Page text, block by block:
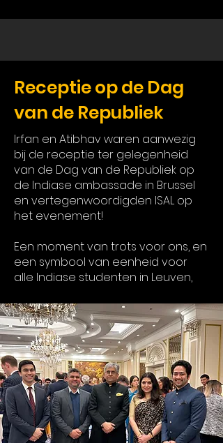
Receptie op de Dag
van de Republiek
Irfan en Atibhav waren aanwezig
bij de receptie ter gelegenheid
van de Dag van de Republiek op
de Indiase ambassade in Brussel
en vertegenwoordigden ISAL op
het evenement!
Een moment van trots voor ons, en
een symbool van eenheid voor
alle Indiase studenten in Leuven,